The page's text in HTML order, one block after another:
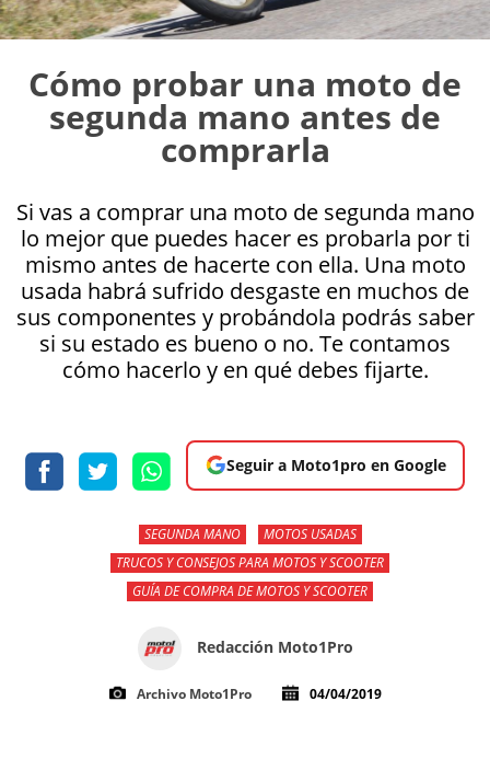
Cómo probar una moto de
segunda mano antes de
comprarla
Si vas a comprar una moto de segunda mano
lo mejor que puedes hacer es probarla por ti
mismo antes de hacerte con ella. Una moto
usada habrá sufrido desgaste en muchos de
sus componentes y probándola podrás saber
si su estado es bueno o no. Te contamos
cómo hacerlo y en qué debes fijarte.
Seguir a Moto1pro en Google
SEGUNDA MANO
MOTOS USADAS
TRUCOS Y CONSEJOS PARA MOTOS Y SCOOTER
GUÍA DE COMPRA DE MOTOS Y SCOOTER
Redacción Moto1Pro
Archivo Moto1Pro 04/04/2019